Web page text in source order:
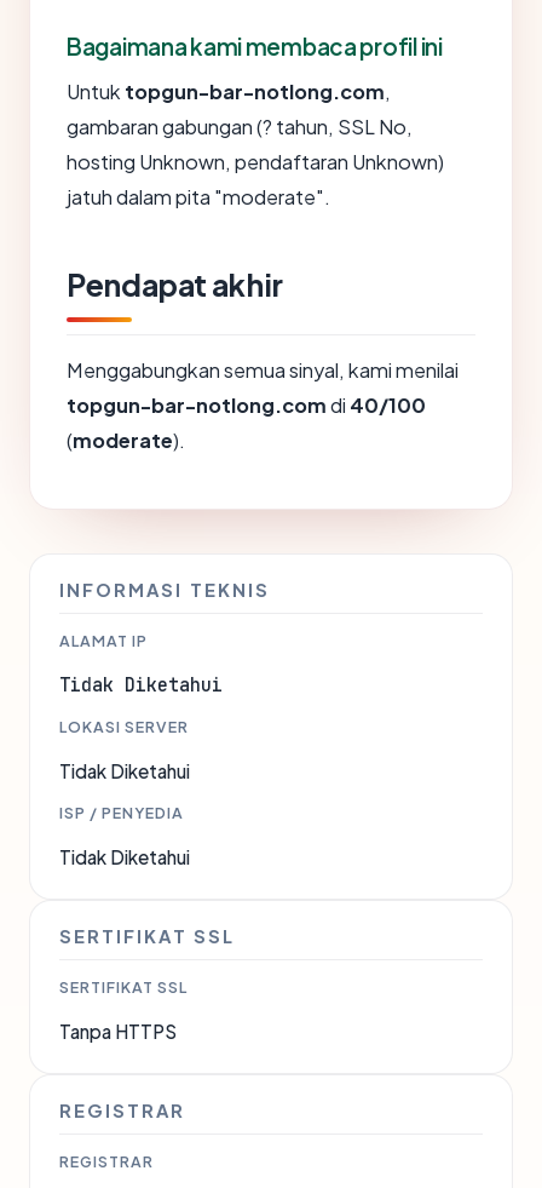
Bagaimana kami membaca profil ini
Untuk topgun-bar-notlong.com,
gambaran gabungan (? tahun, SSL No,
hosting Unknown, pendaftaran Unknown)
jatuh dalam pita "moderate".
Pendapat akhir
Menggabungkan semua sinyal, kami menilai
topgun-bar-notlong.comdi 40/100
(moderate).
INFORMASI TEKNIS
ALAMAT IP
Tidak Diketahui
LOKASI SERVER
Tidak Diketahui
ISP / PENYEDIA
Tidak Diketahui
SERTIFIKAT SSL
SERTIFIKAT SSL
Tanpa HTTPS
REGISTRAR
REGISTRAR